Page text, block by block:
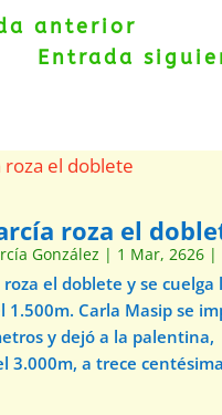
anterior
Entrada
roza el
González | 1 Mar, 2626|
el doblete y se cuelga
1.500m. Carla Masip se
y dejó a la palentina,
3.000m, a trece